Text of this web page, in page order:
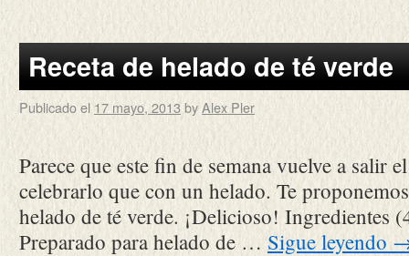
Receta de helado de té verde
Publicado el 17 mayo, 2013 byAlex Pler
Parece que este fin de semana vuelve a salir
celebrarlo que con un helado. Te
helado de té verde. ¡Delicioso! Ingredientes
Preparado para helado de … Sigue leyendo